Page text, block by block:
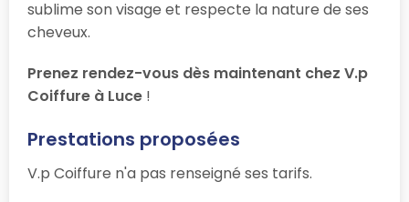
sublime son visage et respecte la nature de ses
cheveux.
Prenez rendez-vous dès maintenant chez V.p
Coiffure à Luce !
Prestations proposées
V.p Coiffure n'a pas renseigné ses tarifs.